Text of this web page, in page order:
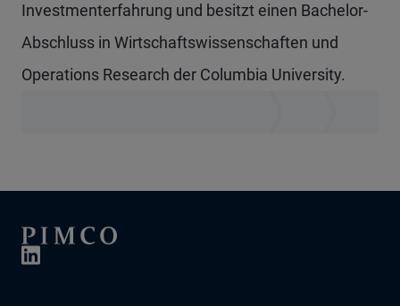
Investmenterfahrung und besitzt einen Bachelor-
Abschluss in Wirtschaftswissenschaften und
Operations Research der Columbia University.